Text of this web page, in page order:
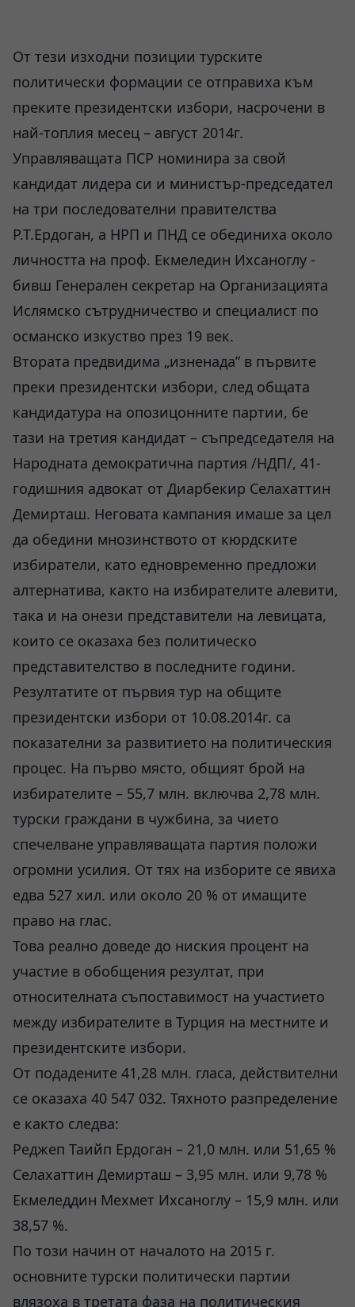
От тези изходни позиции турските
политически формации се отправиха към
преките президентски избори, насрочени в
най-топлия месец – август 2014г.
Управляващата ПСР номинира за свой
кандидат лидера си и министър-председател
на три последователни правителства
Р.Т.Ердоган, а НРП и ПНД се обединиха около
личността на проф. Екмеледин Ихсаноглу -
бивш Генерален секретар на Организацията
Ислямско сътрудничество и специалист по
османско изкуство през 19 век.
Втората предвидима „изненада” в първите
преки президентски избори, след общата
кандидатура на опозицонните партии, бе
тази на третия кандидат – съпредседателя на
Народната демократична партия /HДП/, 41-
годишния адвокат от Диарбекир Селахаттин
Демирташ. Неговата кампания имаше за цел
да обедини мнозинството от кюрдските
избиратели, като едновременно предложи
алтернатива, както на избирателите алевити,
така и на онези представители на левицата,
които се оказаха без политическо
представителство в последните години.
Резултатите от първия тур на общите
президентски избори от 10.08.2014г. са
показателни за развитието на политическия
процес. На първо място, общият брой на
избирателите – 55,7 млн. включва 2,78 млн.
турски граждани в чужбина, за чието
спечелване управляващата партия положи
огромни усилия. От тях на изборите се явиха
едва 527 хил. или около 20 % от имащите
право на глас.
Това реално доведе до ниския процент на
участие в обобщения резултат, при
относителната съпоставимост на участието
между избирателите в Турция на местните и
президентските избори.
От подадените 41,28 млн. гласа, действителни
се оказаха 40 547 032. Тяхното разпределение
е както следва:
Реджеп Таийп Ердоган – 21,0 млн. или 51,65 %
Селахаттин Демирташ – 3,95 млн. или 9,78 %
Екмеледдин Мехмет Ихсаноглу – 15,9 млн. или
38,57 %.
По този начин от началото на 2015 г.
основните турски политически партии
влязоха в третата фаза на политическия